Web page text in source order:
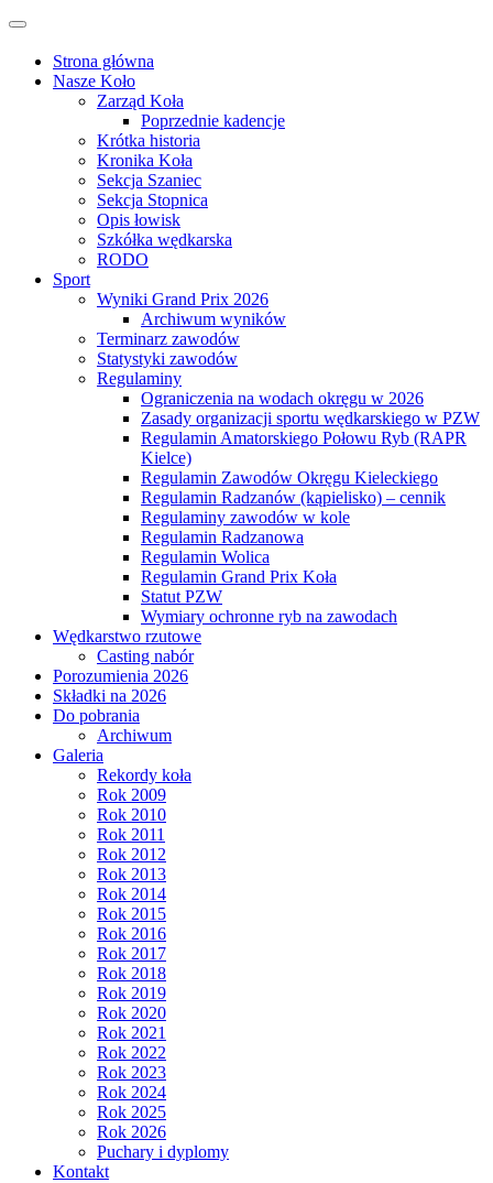
Przejdź
treści
Przełącz
Strona główna
Nasze Koło
Zarząd Koła
Poprzednie kadencje
Krótka historia
Kronika Koła
Sekcja Szaniec
Sekcja Stopnica
Opis łowisk
Szkółka wędkarska
RODO
Sport
Wyniki Grand Prix 2026
Archiwum wyników
Terminarz zawodów
Statystyki zawodów
Regulaminy
Ograniczenia na wodach okręgu w 2026
Zasady organizacji sportu wędkarskiego w PZW
Regulamin Amatorskiego Połowu Ryb (RAPR
Kielce)
Regulamin Zawodów Okręgu Kieleckiego
Regulamin Radzanów (kąpielisko) – cennik
Regulaminy zawodów w kole
Regulamin Radzanowa
Regulamin Wolica
Regulamin Grand Prix Koła
Statut PZW
Wymiary ochronne ryb na zawodach
Wędkarstwo rzutowe
Casting nabór
Porozumienia 2026
Składki na 2026
Do pobrania
Archiwum
Galeria
Rekordy koła
Rok 2009
Rok 2010
Rok 2011
Rok 2012
Rok 2013
Rok 2014
Rok 2015
Rok 2016
Rok 2017
Rok 2018
Rok 2019
Rok 2020
Rok 2021
Rok 2022
Rok 2023
Rok 2024
Rok 2025
Rok 2026
Puchary i dyplomy
Kontakt